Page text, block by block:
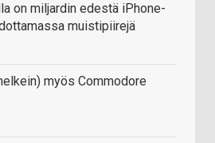
on miljardin edestä iPhone-
muistipiirejä
myös Commodore